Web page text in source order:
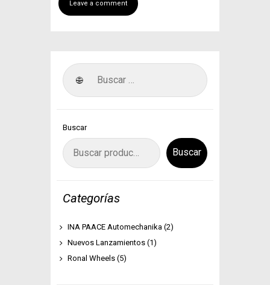
Buscar
Buscar
Categorías
INA PAACE Automechanika (2)
Nuevos Lanzamientos (1)
Ronal Wheels (5)